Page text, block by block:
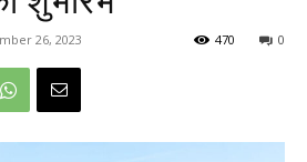
26, 2023 0
470